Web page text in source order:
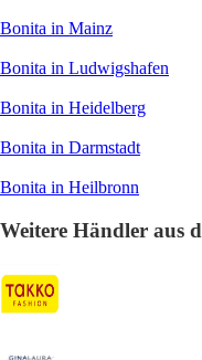
Bonita in Mainz
Bonita in Ludwigshafen
Bonita in Heidelberg
Bonita in Darmstadt
Bonita in Heilbronn
Weitere Händler aus